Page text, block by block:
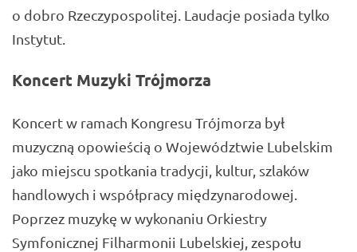
o dobro Rzeczypospolitej. Laudacje posiada tylko
Instytut.
Koncert Muzyki Trójmorza
Koncert w ramach Kongresu Trójmorza był
muzyczną opowieścią o Województwie Lubelskim
jako miejscu spotkania tradycji, kultur, szlaków
handlowych i współpracy międzynarodowej.
Poprzez muzykę w wykonaniu Orkiestry
Symfonicznej Filharmonii Lubelskiej, zespołu